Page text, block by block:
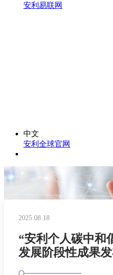
安利易联网
中文
安利全球官网
2025.08.18
“安利个人碳中和
发展阶段性成果